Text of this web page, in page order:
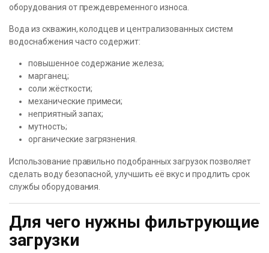
оборудования от преждевременного износа.
Вода из скважин, колодцев и централизованных систем
водоснабжения часто содержит:
повышенное содержание железа;
марганец;
соли жёсткости;
механические примеси;
неприятный запах;
мутность;
органические загрязнения.
Использование правильно подобранных загрузок позволяет
сделать воду безопасной, улучшить её вкус и продлить срок
службы оборудования.
Для чего нужны фильтрующие
загрузки